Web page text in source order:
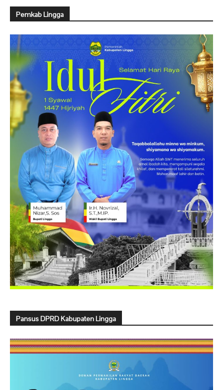
Pemkab Lingga
Pansus DPRD Kabupaten Lingga